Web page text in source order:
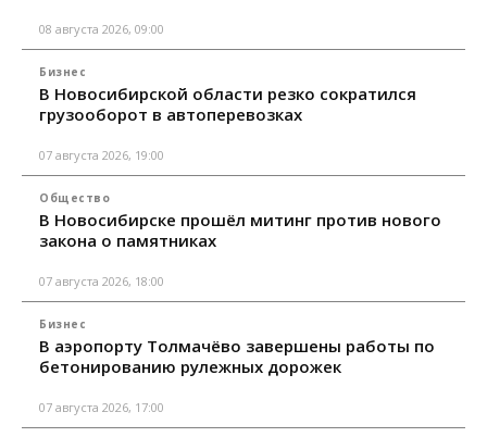
08 августа 2026, 09:00
Бизнес
В Новосибирской области резко сократился
грузооборот в автоперевозках
07 августа 2026, 19:00
Общество
В Новосибирске прошёл митинг против нового
закона о памятниках
07 августа 2026, 18:00
Бизнес
В аэропорту Толмачёво завершены работы по
бетонированию рулежных дорожек
07 августа 2026, 17:00